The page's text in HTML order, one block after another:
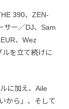
390、ZEN-
サー／DJ、Sam
、Wez
を立て続けに
に加え、Aile
から」、そして